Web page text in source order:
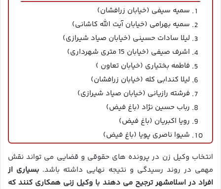
سمیه سیفی (خیابان زرافشان)
سمیه بهرامی (خیابان آیت الله کاشانی)
لیلا سادات حسینی (خیابان صیاد شیرازی)
اشرف صیفی (خیابان 15 متری شهرداری)
فاطمه بختیاری (خیابان تعاون )
لیلا کندابی کله (خیابان زرافشان)
فرشته رازیانی (خیابان صیاد شیرازی)
رباب حسین نژاد (باغ فیض)
رویا اکبریان (باغ فیض)
شیوا ناصری پویا (باغ فیض)
انتخاب وکیل زن در پرونده ‌های حقوقی و قضایی می ‌تواند نقش
مهمی در روند رسیدگی و نتیجه نهایی داشته باشد. بسیاری از
افراد در اسلامشهر ترجیح می ‌دهند با وکیل زنی همکاری کنند که